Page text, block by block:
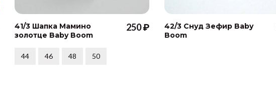
41/3 Шапка Мамино
золотце Baby Boom
250 ₽
44 46 48 50
42/3 Снуд Зефир Baby
Boom